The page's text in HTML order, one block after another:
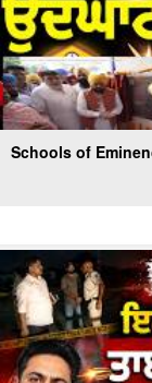
Schools of